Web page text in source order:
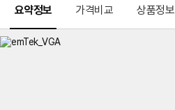
요약정보 가격비교 상품정보